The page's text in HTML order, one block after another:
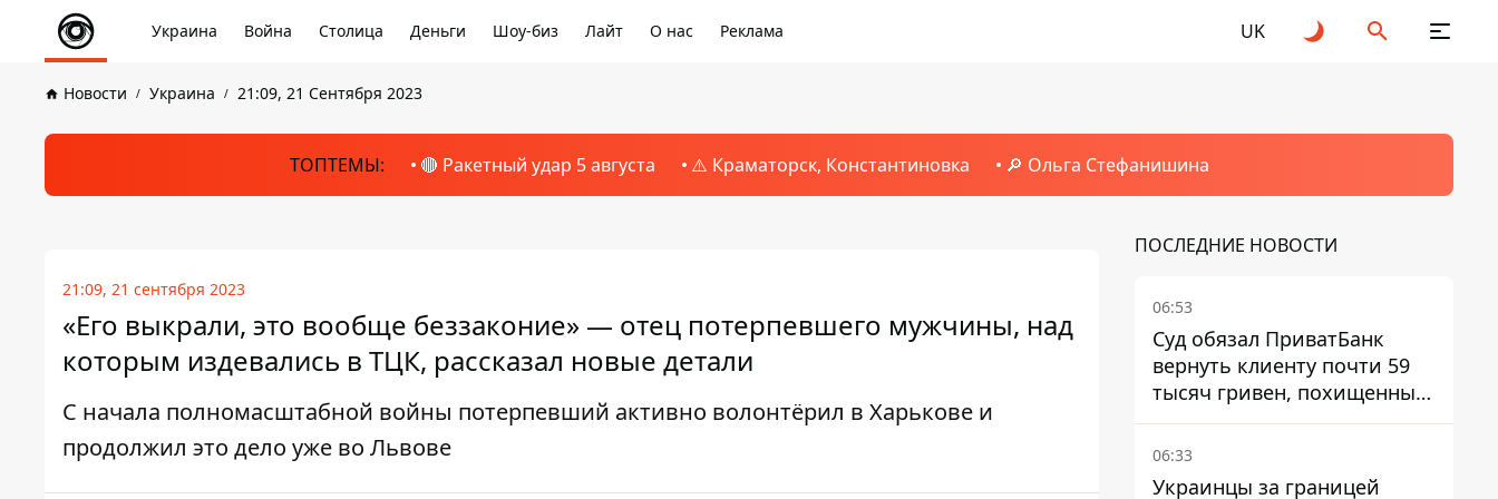
Украина Война Столица Деньги Шоу-биз Лайт О нас Реклама UK
Новости Украина 21:09, 21 Сентября 2023
ТОПТЕМЫ: 🔴 Ракетный удар 5 августа ⚠️ Краматорск, Константиновка 🔎 Ольга Стефанишина
21:09, 21 сентября 2023
«Его выкрали, это вообще беззаконие» — отец потерпевшего мужчины, над
которым издевались в ТЦК, рассказал новые детали
С начала полномасштабной войны потерпевший активно волонтёрил в Харькове и
продолжил это дело уже во Львове
ПОСЛЕДНИЕ НОВОСТИ
06:53
Суд обязал ПриватБанк
вернуть клиенту почти 59
тысяч гривен, похищенных
мошенниками
06:33
Украинцы за границей